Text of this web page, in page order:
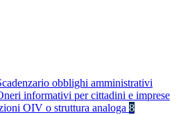
obblighi amministrativi
informativi per cittadini e imprese
OIV o struttura analoga 8